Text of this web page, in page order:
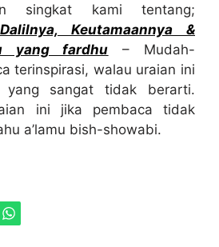
singkat kami tentang;
Keutamaannya &
yang fardhu – Mudah-
terinspirasi, walau uraian ini
yang sangat tidak berarti.
ini jika pembaca tidak
a’lamu bish-showabi.